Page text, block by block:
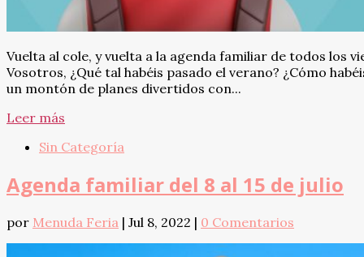
Vuelta al cole, y vuelta a la agenda familiar de todos los
Vosotros, ¿Qué tal habéis pasado el verano? ¿Cómo
un montón de planes divertidos con...
Leer más
Sin Categoría
Agenda familiar del 8 al 15 de julio
por Menuda Feria | Jul 8, 2022 | 0 Comentarios